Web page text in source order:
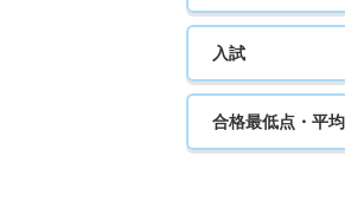
入試
合格最低点・平